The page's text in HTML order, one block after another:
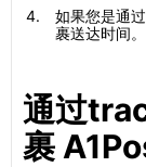
如果您是通
裹送达时间。
通过
裹